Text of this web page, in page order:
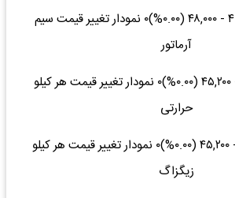
سیم آرماتور - ۳ و ۴ - ۴۸,۰۰۰ (۰.۰۰%)۰ نمودار تغییر قیمت سیم
آرماتور
هر کیلو حرارتی - - ۴۵,۲۰۰ (۰.۰۰%)۰ نمودار تغییر قیمت هر کیلو
حرارتی
هر کیلو زیگزاگ - - ۴۵,۲۰۰ (۰.۰۰%)۰ نمودار تغییر قیمت هر کیلو
زیگزاگ